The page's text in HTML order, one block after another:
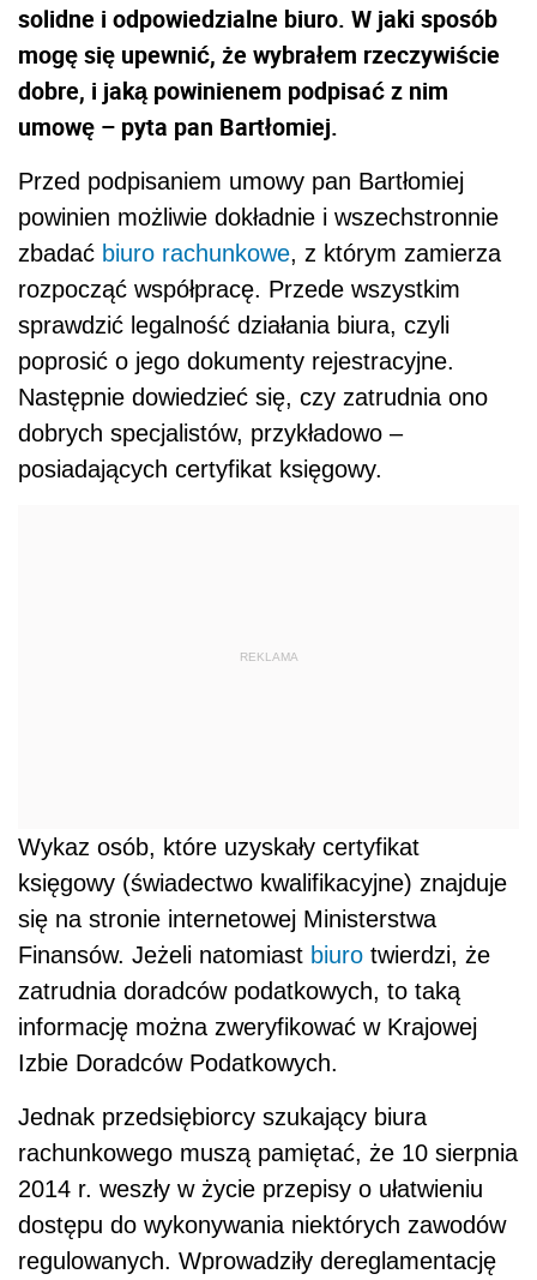
solidne i odpowiedzialne biuro. W jaki sposób
mogę się upewnić, że wybrałem rzeczywiście
dobre, i jaką powinienem podpisać z nim
umowę – pyta pan Bartłomiej.
Przed podpisaniem umowy pan Bartłomiej
powinien możliwie dokładnie i wszechstronnie
zbadać biuro rachunkowe, z którym zamierza
rozpocząć współpracę. Przede wszystkim
sprawdzić legalność działania biura, czyli
poprosić o jego dokumenty rejestracyjne.
Następnie dowiedzieć się, czy zatrudnia ono
dobrych specjalistów, przykładowo –
posiadających certyfikat księgowy.
REKLAMA
Wykaz osób, które uzyskały certyfikat
księgowy (świadectwo kwalifikacyjne) znajduje
się na stronie internetowej Ministerstwa
Finansów. Jeżeli natomiast biuro twierdzi, że
zatrudnia doradców podatkowych, to taką
informację można zweryfikować w Krajowej
Izbie Doradców Podatkowych.
Jednak przedsiębiorcy szukający biura
rachunkowego muszą pamiętać, że 10 sierpnia
2014 r. weszły w życie przepisy o ułatwieniu
dostępu do wykonywania niektórych zawodów
regulowanych. Wprowadziły dereglamentację